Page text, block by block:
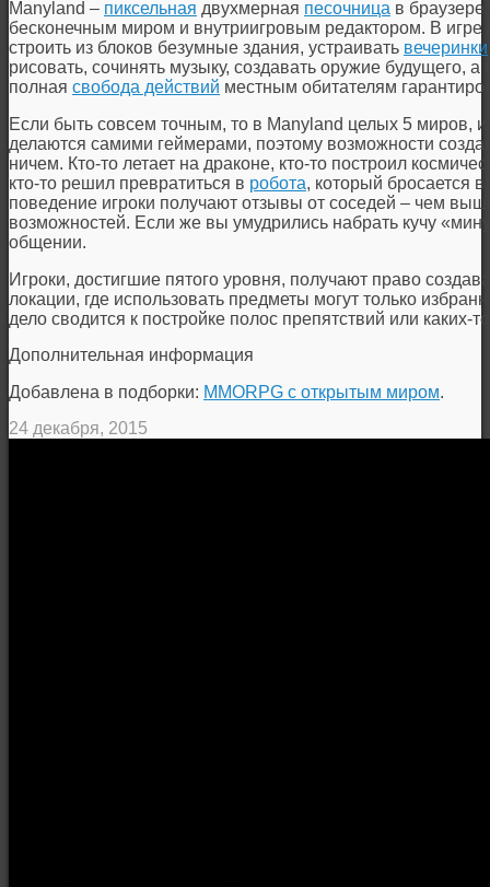
Manyland – пиксельная двухмерная песочница в
бесконечным миром и внутриигровым редактором. В
строить из блоков безумные здания, устраивать вечеринки
рисовать, сочинять музыку, создавать оружие будущего,
полная свобода действий местным обитателям
Если быть совсем точным, то в Manyland целых 5 миров,
делаются самими геймерами, поэтому возможности
ничем. Кто-то летает на драконе, кто-то построил
кто-то решил превратиться в робота, который бросается
поведение игроки получают отзывы от соседей – чем
возможностей. Если же вы умудрились набрать кучу
общении.
Игроки, достигшие пятого уровня, получают право
локации, где использовать предметы могут только
дело сводится к постройке полос препятствий или каких-
Дополнительная информация
Добавлена в подборки: MMORPG с открытым миром.
24 декабря, 2015